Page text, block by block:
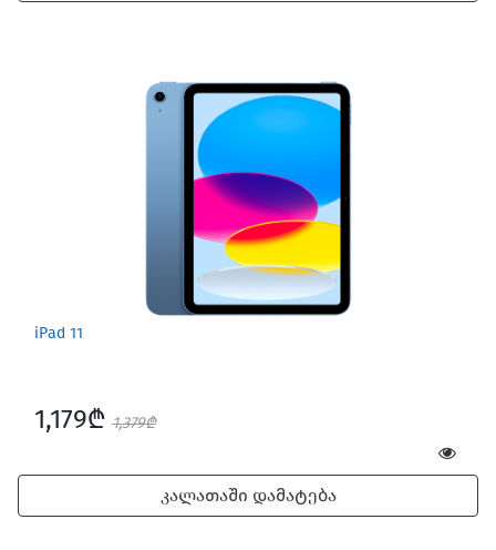
iPad 11
1,179₾ 1,379₾
კალათაში დამატება